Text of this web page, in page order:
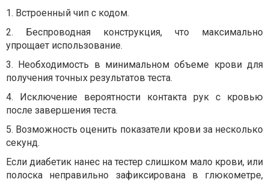
1. Встроенный чип с кодом.
2. Беспроводная конструкция, что максимально
упрощает использование.
3. Необходимость в минимальном объеме крови для
получения точных результатов теста.
4. Исключение вероятности контакта рук с кровью
после завершения теста.
5. Возможность оценить показатели крови за несколько
секунд.
Если диабетик нанес на тестер слишком мало крови, или
полоска неправильно зафиксирована в глюкометре,